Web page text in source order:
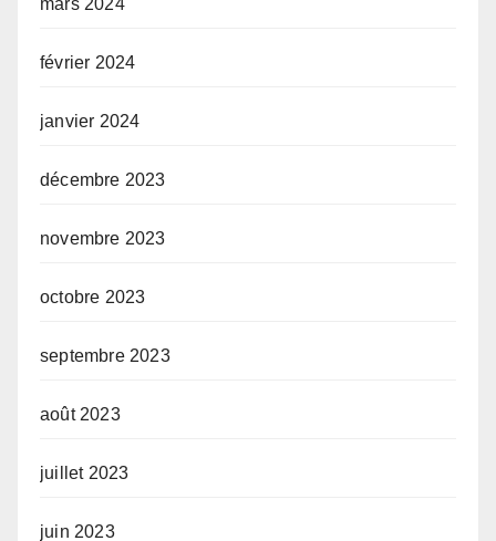
mars 2024
février 2024
janvier 2024
décembre 2023
novembre 2023
octobre 2023
septembre 2023
août 2023
juillet 2023
juin 2023